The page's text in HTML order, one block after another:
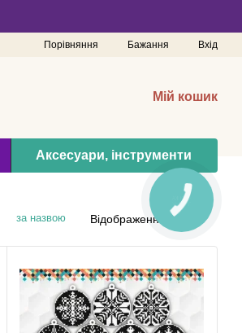
Порівняння Бажання Вхід
Мій кошик
Аксесуари, інструменти
за назвою Відображення: